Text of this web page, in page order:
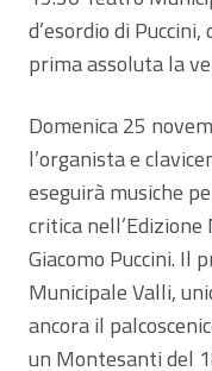
d’esordio di
prima assoluta la
Domenica 25
l’organista e
eseguirà musiche
critica
Giacomo Puccini. Il
Municipale Valli,
ancora il
un Montesanti del